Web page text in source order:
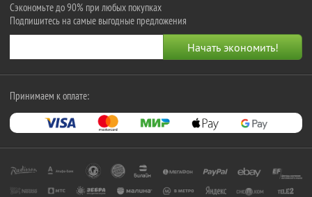
Сэкономьте до 90% при любых покупках
Подпишитесь на самые выгодные предложения
Принимаем к оплате: